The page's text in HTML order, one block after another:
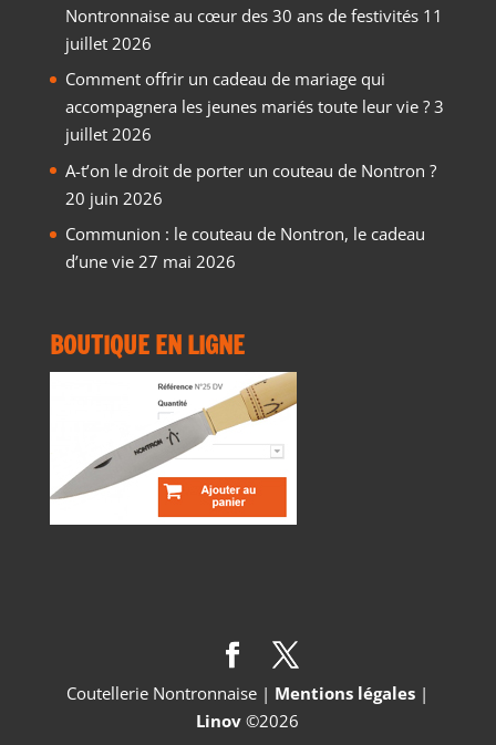
Nontronnaise au cœur des 30 ans de festivités 11
juillet 2026
Comment offrir un cadeau de mariage qui
accompagnera les jeunes mariés toute leur vie ? 3
juillet 2026
A-t’on le droit de porter un couteau de Nontron ?
20 juin 2026
Communion : le couteau de Nontron, le cadeau
d’une vie 27 mai 2026
BOUTIQUE EN LIGNE
Coutellerie Nontronnaise | Mentions légales |
Linov ©2026